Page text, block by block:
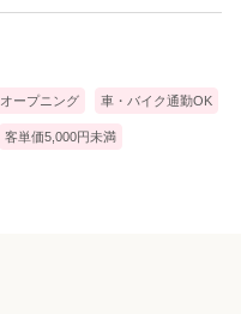
オープニング 車・バイク通勤OK
客単価5,000円未満